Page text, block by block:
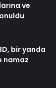
ve
bir yanda
namaz